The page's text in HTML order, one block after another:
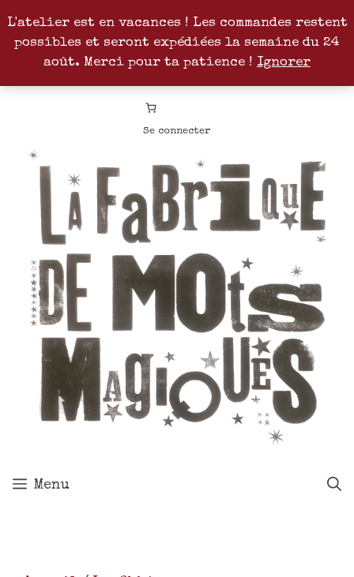
L'atelier est en vacances ! Les commandes restent
possibles et seront expédiées la semaine du 24
août. Merci pour ta patience ! Ignorer
InstagramPinterest Patreon
Se connecter
Menu